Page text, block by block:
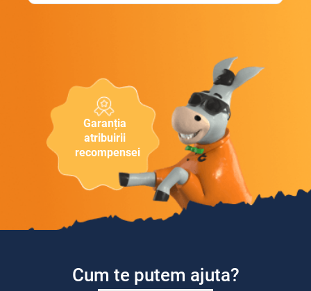
Garanția
atribuirii
recompensei
Cum te putem ajuta?